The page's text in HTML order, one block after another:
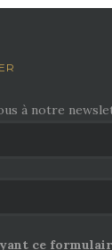
à notre
ce